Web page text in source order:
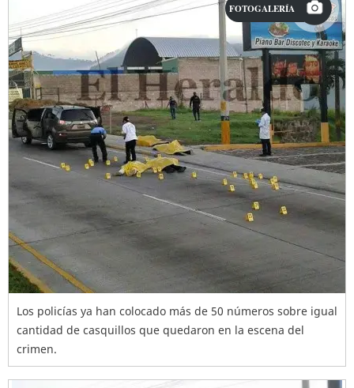
FOTOGALERÍA
Los policías ya han colocado más de 50 números sobre igual
cantidad de casquillos que quedaron en la escena del
crimen.